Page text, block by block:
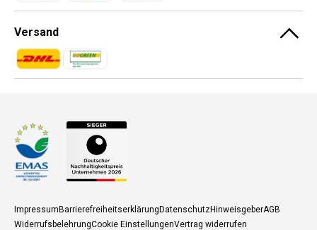
Versand
Zahlungsmethoden
Zahlungsmethoden
ImpressumBarrierefreiheitserklärungDatenschutzHinweisgeberAGB
WiderrufsbelehrungCookie EinstellungenVertrag widerrufen